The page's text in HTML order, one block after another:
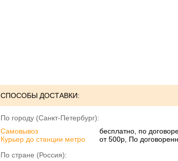
СПОСОБЫ ДОСТАВКИ:
По городу (Санкт-Петербург):
Cамовывоз
бесплатно, по
Курьер до станции метро
от 500р, По
По стране (Россия):